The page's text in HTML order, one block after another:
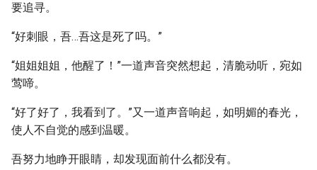
要追寻。
“好刺眼，吾…吾这是死了吗。”
“姐姐姐姐，他醒了！”一道声音突然想起，清脆动听，宛如
莺啼。
“好了好了，我看到了。”又一道声音响起，如明媚的春光，
使人不自觉的感到温暖。
吾努力地睁开眼睛，却发现面前什么都没有。